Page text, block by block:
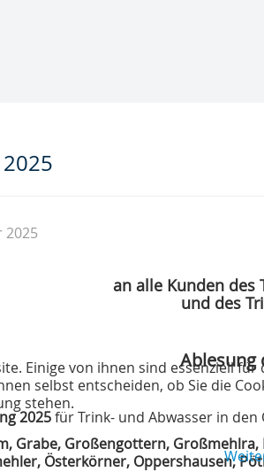
2025
an alle Kunden des
und des
Ablesung
2025für Trink- und Abwasser in den
Grabe, Großengottern,
Österkörner, Oppershausen,
Einige von ihnen sind essenziell
selbst entscheiden, ob Sie die
stehen.